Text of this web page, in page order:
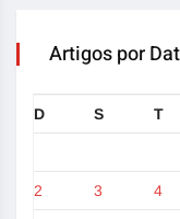
Artigos por
D S T
2 3 4